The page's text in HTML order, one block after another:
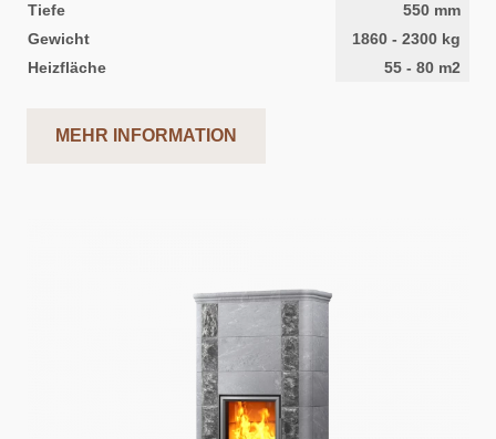
Tiefe
550 mm
Gewicht
1860 - 2300 kg
Heizfläche
55 - 80 m2
MEHR INFORMATION